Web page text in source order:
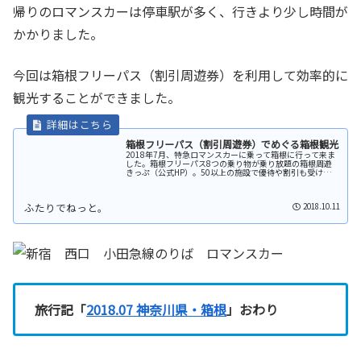
帰りのロマンスカーは停車駅が多く、行きより少し時間が
かかりました。
今回は箱根フリーパス（割引周遊券）を利用して効率的に
観光することができました。
箱根フリーパス（割引周遊券）でめぐる箱根観光
2018年7月、特急ロマンスカーに乗って箱根に行って来ま
した。箱根フリーパス8つの乗り物が乗り放題の箱根周遊
きっぷ（公式HP）。50以上の施設で優待や割引も受けられ
2018.10.11
旅行記「2018.07 神奈川県・箱根」おわり